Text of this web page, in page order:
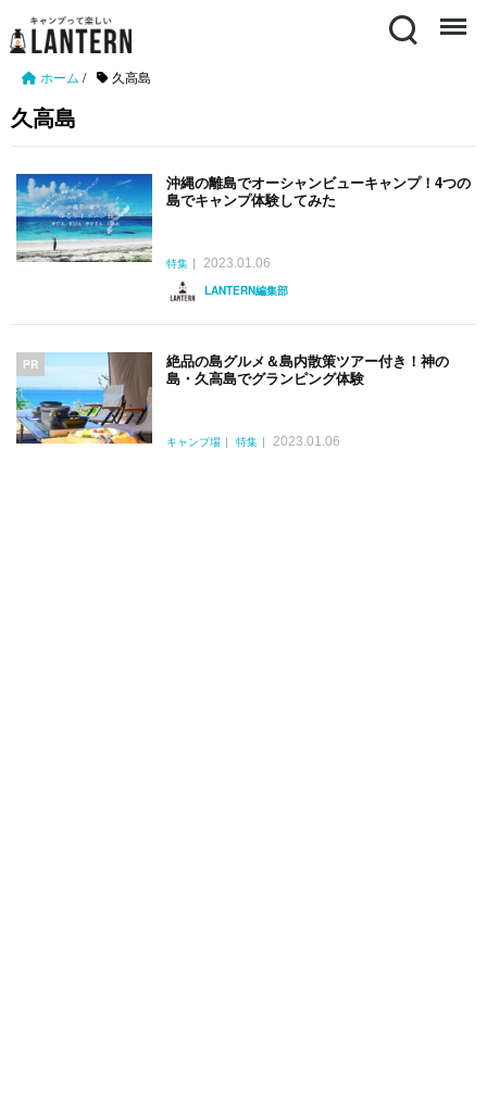
Search Menu
ホーム / 久高島
久高島
沖縄の離島でオーシャンビューキャンプ！4つの
島でキャンプ体験してみた
特集
2023.01.06
LANTERN編集部
PR
絶品の島グルメ＆島内散策ツアー付き！神の
島・久高島でグランピング体験
キャンプ場 特集 2023.01.06